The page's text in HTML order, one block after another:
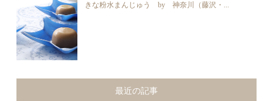
きな粉水まんじゅう by 神奈川（藤沢・...
最近の記事